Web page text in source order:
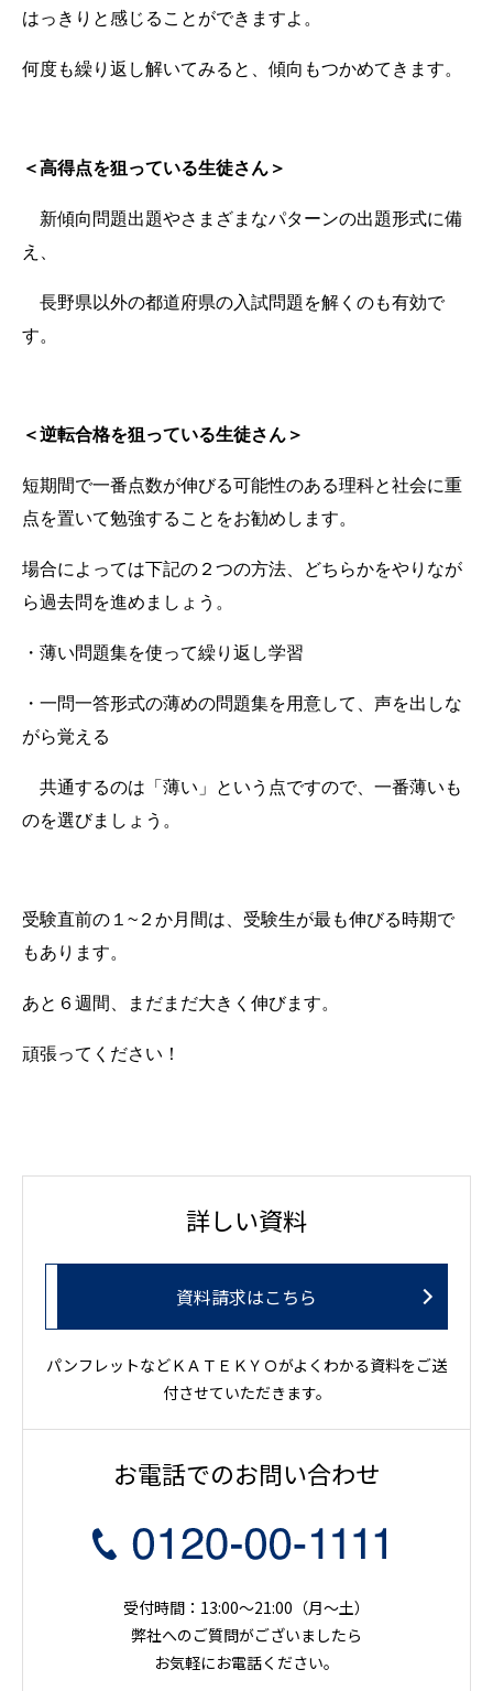
はっきりと感じることができますよ。
何度も繰り返し解いてみると、傾向もつかめてきます。
＜高得点を狙っている生徒さん＞
新傾向問題出題やさまざまなパターンの出題形式に備
え、
長野県以外の都道府県の入試問題を解くのも有効で
す。
＜逆転合格を狙っている生徒さん＞
短期間で一番点数が伸びる可能性のある理科と社会に重
点を置いて勉強することをお勧めします。
場合によっては下記の２つの方法、どちらかをやりなが
ら過去問を進めましょう。
・薄い問題集を使って繰り返し学習
・一問一答形式の薄めの問題集を用意して、声を出しな
がら覚える
共通するのは「薄い」という点ですので、一番薄いも
のを選びましょう。
受験直前の１~２か月間は、受験生が最も伸びる時期で
もあります。
あと６週間、まだまだ大きく伸びます。
頑張ってください！
詳しい資料
資料請求はこちら
パンフレットなどＫＡＴＥＫＹＯがよくわかる資料をご送
付させていただきます。
お電話でのお問い合わせ
受付時間：13:00～21:00（月〜土）
弊社へのご質問がございましたら
お気軽にお電話ください。